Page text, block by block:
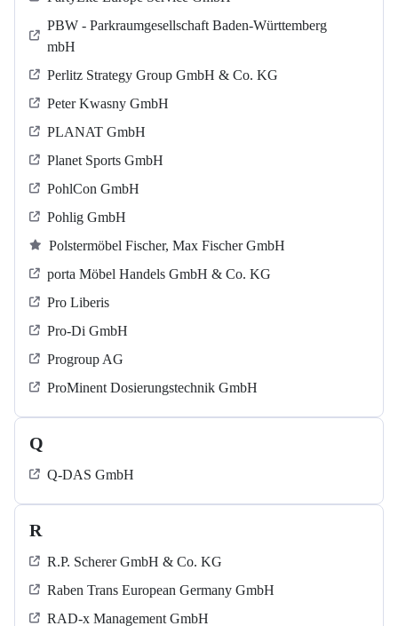
PBW - Parkraumgesellschaft Baden-Württemberg
mbH
Perlitz Strategy Group GmbH & Co. KG
Peter Kwasny GmbH
PLANAT GmbH
Planet Sports GmbH
PohlCon GmbH
Pohlig GmbH
Polstermöbel Fischer, Max Fischer GmbH
porta Möbel Handels GmbH & Co. KG
Pro Liberis
Pro-Di GmbH
Progroup AG
ProMinent Dosierungstechnik GmbH
Q
Q-DAS GmbH
R
R.P. Scherer GmbH & Co. KG
Raben Trans European Germany GmbH
RAD-x Management GmbH